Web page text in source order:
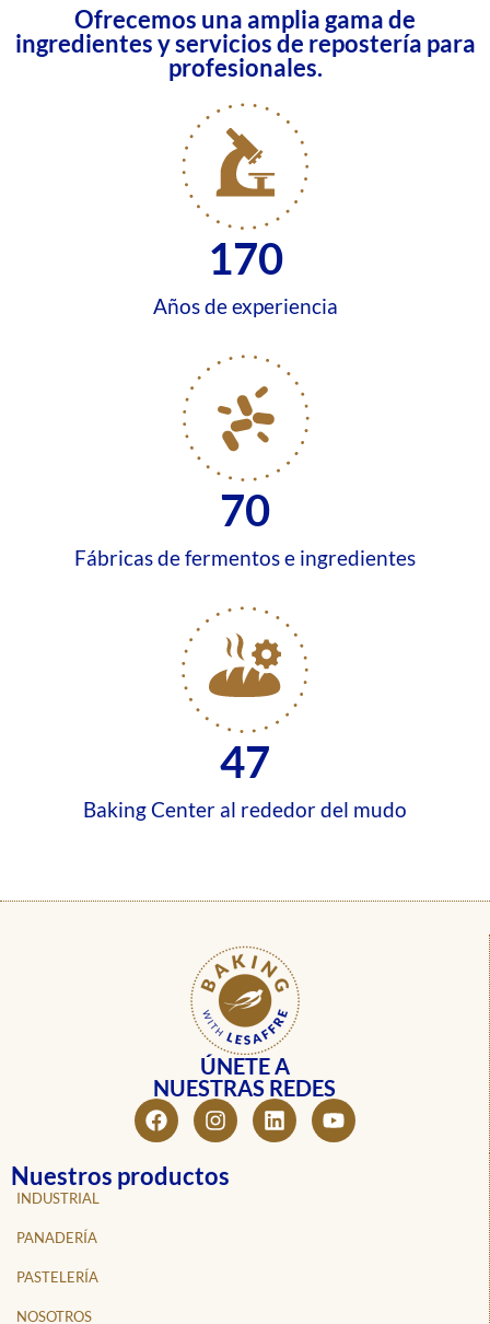
Ofrecemos una amplia gama de
ingredientes y servicios de repostería para
profesionales.
Años de experiencia
170
Fábricas de fermentos e ingredientes
70
Baking Center al rededor del mudo
47
ÚNETE A
NUESTRAS REDES
Nuestros productos
INDUSTRIAL
PANADERÍA
PASTELERÍA
NOSOTROS